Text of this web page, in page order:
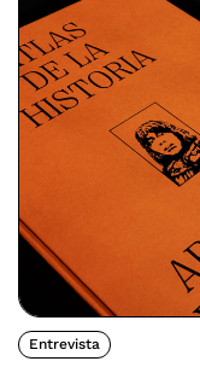
Entrevista